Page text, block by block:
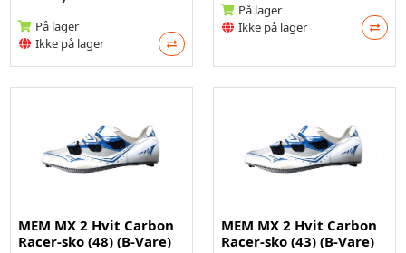
På lager
Ikke på lager
På lager
Ikke på lager
MEM MX 2 Hvit Carbon
Racer-sko (48) (B-Vare)
MEM MX 2 Hvit Carbon
Racer-sko (43) (B-Vare)